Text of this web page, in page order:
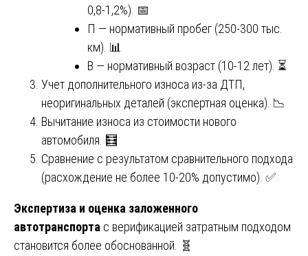
0,8-1,2%). 📅
П — нормативный пробег (250-300 тыс.
км). 📊
В — нормативный возраст (10-12 лет). ⏳
Учет дополнительного износа из-за ДТП,
неоригинальных деталей (экспертная оценка). 📉
Вычитание износа из стоимости нового
автомобиля. 🧮
Сравнение с результатом сравнительного подхода
(расхождение не более 10-20% допустимо). ✅
Экспертиза и оценка заложенного
автотранспорта с верификацией затратным подходом
становится более обоснованной. 🧬